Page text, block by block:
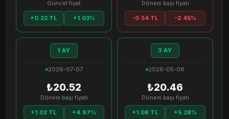
Güncel fiyat
+0.22 TL +1.03%
Dönem başı fiyatı
-0.54 TL -2.45%
1 AY
2026-07-07
₺20.52
Dönem başı fiyatı
+1.02 TL +4.97%
3 AY
2026-05-08
₺20.46
Dönem başı fiyatı
+1.08 TL +5.28%